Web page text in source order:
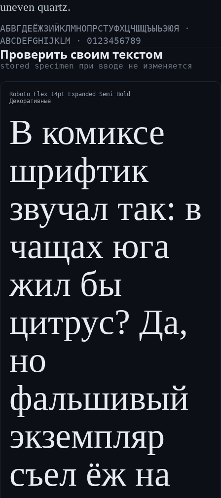
uneven quartz.
АБВГДЕЁЖЗИЙКЛМНОПРСТУФХЦЧШЩЪЫЬЭЮЯ ·
ABCDEFGHIJKLM · 0123456789
Проверить своим текстом
stored specimen при вводе не изменяется
Roboto Flex 14pt Expanded Semi Bold
Декоративные
В комиксе
шрифтик
звучал так: в
чащах юга
жил бы
цитрус? Да,
но
фальшивый
экземпляр
съел ёж на